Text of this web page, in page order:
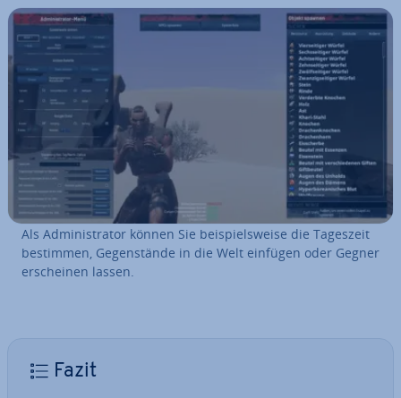
Als Ad­mi­nis­tra­tor können Sie bei­spiels­wei­se die Tageszeit
bestimmen, Ge­gen­stän­de in die Welt einfügen oder Gegner
er­schei­nen lassen.
Fazit